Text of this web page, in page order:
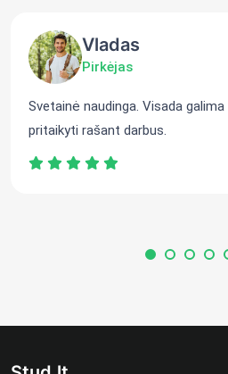
Vladas
Pirkėjas
Svetainė naudinga. Visada
pritaikyti rašant darbus.